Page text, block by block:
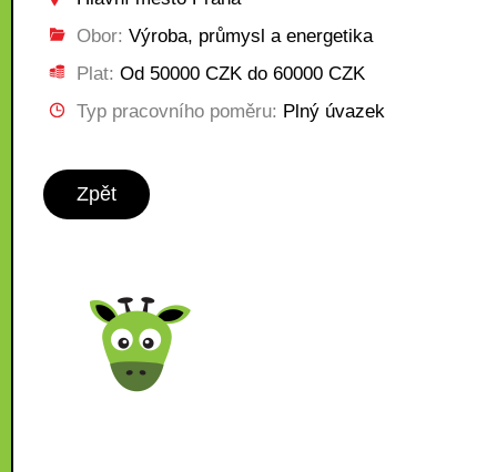
Obor: Výroba, průmysl a energetika
Plat: Od 50000 CZK do 60000 CZK
Typ pracovního poměru: Plný úvazek
Zpět